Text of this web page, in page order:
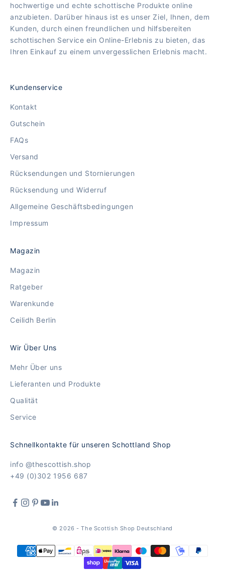
hochwertige und echte schottische Produkte online
anzubieten. Darüber hinaus ist es unser Ziel, Ihnen, dem
Kunden, durch einen freundlichen und hilfsbereiten
schottischen Service ein Online-Erlebnis zu bieten, das
Ihren Einkauf zu einem unvergesslichen Erlebnis macht.
Kundenservice
Kontakt
Gutschein
FAQs
Versand
Rücksendungen und Stornierungen
Rücksendung und Widerruf
Allgemeine Geschäftsbedingungen
Impressum
Magazin
Magazin
Ratgeber
Warenkunde
Ceilidh Berlin
Wir Über Uns
Mehr Über uns
Lieferanten und Produkte
Qualität
Service
Schnellkontakte für unseren Schottland Shop
info @thescottish.shop
+49 (0)302 1956 687
© 2026 - The Scottish Shop Deutschland